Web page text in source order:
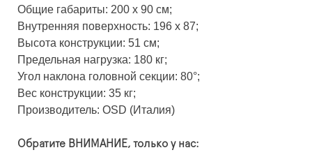
Общие габариты: 200 х 90 см;
Внутренняя поверхность: 196 х 87;
Высота конструкции: 51 см;
Предельная нагрузка: 180 кг;
Угол наклона головной секции: 80°;
Вес конструкции: 35 кг;
Производитель: OSD (Италия)
Обратите ВНИМАНИЕ, только у нас: